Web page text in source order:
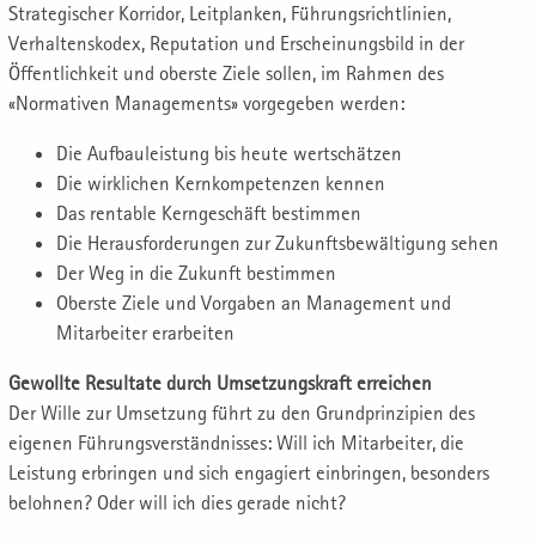
Strategischer Korridor, Leitplanken, Führungsrichtlinien,
Verhaltenskodex, Reputation und Erscheinungsbild in der
Öffentlichkeit und oberste Ziele sollen, im Rahmen des
«Normativen Managements» vorgegeben werden:
Die Aufbauleistung bis heute wertschätzen
Die wirklichen Kernkompetenzen kennen
Das rentable Kerngeschäft bestimmen
Die Herausforderungen zur Zukunftsbewältigung sehen
Der Weg in die Zukunft bestimmen
Oberste Ziele und Vorgaben an Management und
Mitarbeiter erarbeiten
Gewollte Resultate durch Umsetzungskraft erreichen
Der Wille zur Umsetzung führt zu den Grundprinzipien des
eigenen Führungsverständnisses: Will ich Mitarbeiter, die
Leistung erbringen und sich engagiert einbringen, besonders
belohnen? Oder will ich dies gerade nicht?